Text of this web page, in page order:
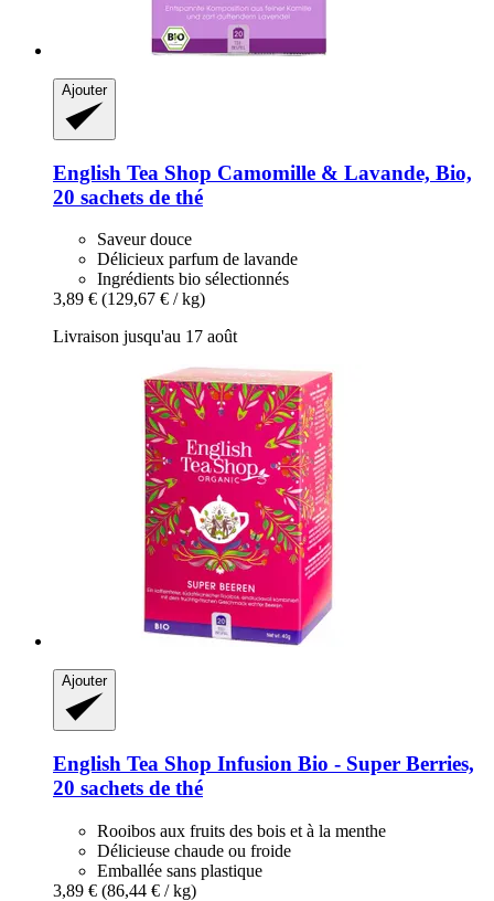
Ajouter
English Tea Shop Camomille & Lavande, Bio,
20 sachets de thé
Saveur douce
Délicieux parfum de lavande
Ingrédients bio sélectionnés
3,89 € (129,67 € / kg)
Livraison jusqu'au 17 août
Ajouter
English Tea Shop Infusion Bio -​ Super Berries,
20 sachets de thé
Rooibos aux fruits des bois et à la menthe
Délicieuse chaude ou froide
Emballée sans plastique
3,89 € (86,44 € / kg)